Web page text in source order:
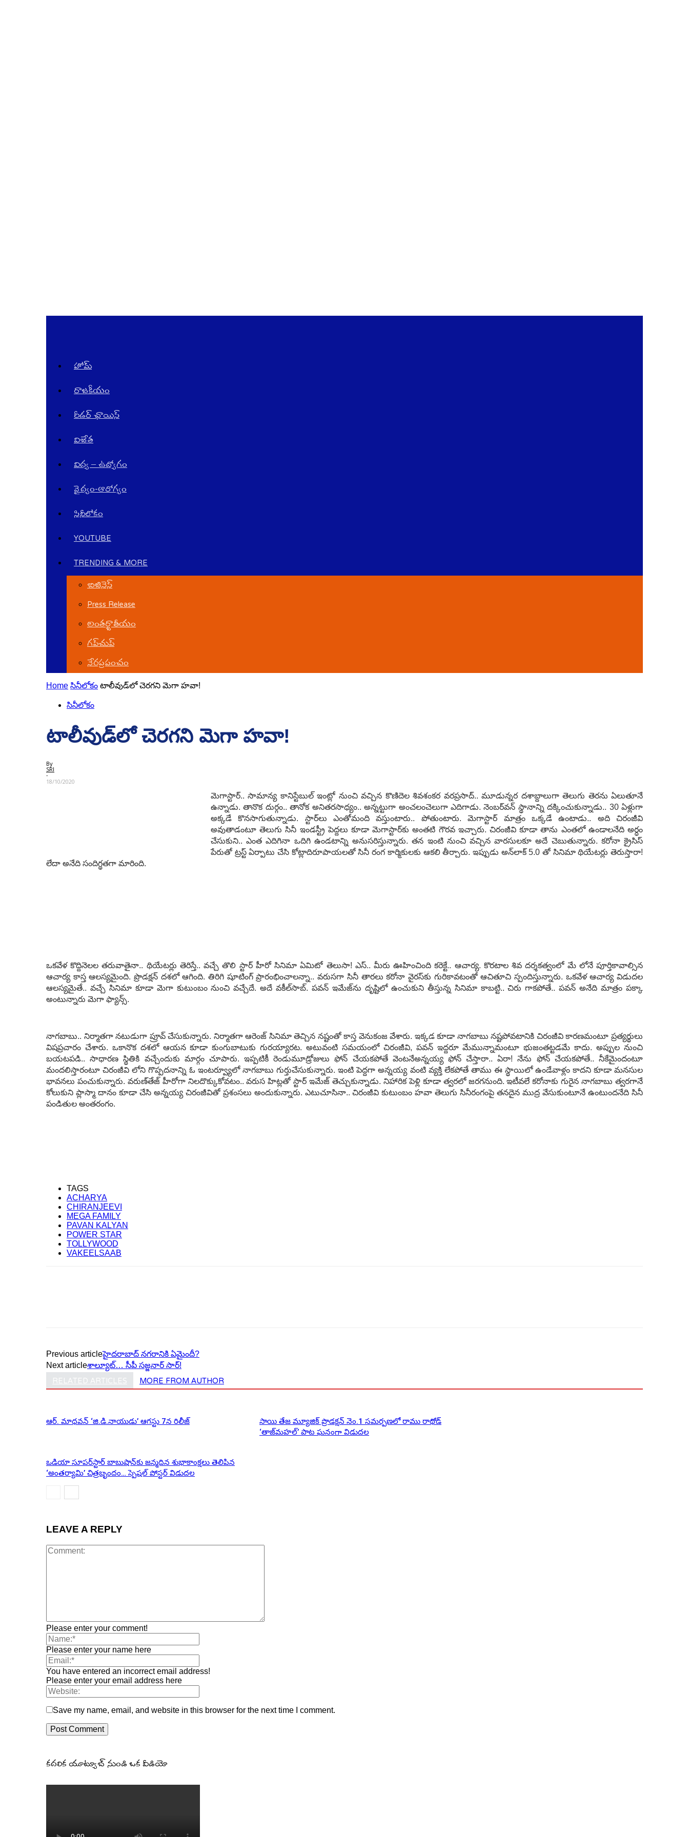
హోమ్
రాజ‌కీయం
రీడర్ ఛాయిస్
విజేత
విద్య – ఉద్యోగం
వైద్యం-ఆరోగ్యం
సినీలోకం
YOUTUBE
TRENDING & MORE
బిజినెస్
Press Release
అంతర్జాతీయం
గ‌ప్‌చుప్
నేర‌ప్ర‌పంచం
Home సినీలోకం టాలీవుడ్‌లో చెర‌గ‌ని మెగా హ‌వా!
సినీలోకం
టాలీవుడ్‌లో చెర‌గ‌ని మెగా హ‌వా!
By
SRI
-
18/10/2020
మెగాస్టార్‌.. సామాన్య కానిస్టేబుల్ ఇంట్లో నుంచి వ‌చ్చిన కొణిదెల శివశంక‌ర వ‌ర‌ప్ర‌సాద్‌.. మూడున్న‌ర ద‌శాబ్దాలుగా తెలుగు తెర‌ను ఏలుతూనే
ఉన్నాడు. తానొక దుర్గం.. తానోక అనిత‌ర‌సాధ్యం.. అన్న‌ట్టుగా అంచ‌లంచెలుగా ఎదిగాడు. నెంబ‌ర్‌వ‌న్ స్థానాన్ని ద‌క్కించుకున్నాడు.. 30 ఏళ్లుగా
అక్క‌డే కొన‌సాగుతున్నాడు. స్టార్‌లు ఎంతోమంది వ‌స్తుంటారు.. పోతుంటారు. మెగాస్టార్ మాత్రం ఒక్క‌డే ఉంటాడు.. అది చిరంజీవి
అవుతాడంటూ తెలుగు సినీ ఇండ‌స్ట్రీ పెద్ద‌లు కూడా మెగాస్టార్‌కు అంత‌టి గౌర‌వ ఇచ్చారు. చిరంజీవి కూడా తాను ఎంత‌లో ఉండాల‌నేది అర్ధం
చేసుకుని.. ఎంత ఎదిగినా ఒదిగి ఉండ‌టాన్ని అనుస‌రిస్తున్నారు. త‌న ఇంటి నుంచి వ‌చ్చిన వార‌సుల‌కూ అదే చెబుతున్నారు. క‌రోనా క్రైసిస్
పేరుతో ట్ర‌స్ట్ ఏర్పాటు చేసి కోట్లాదిరూపాయ‌ల‌తో సినీ రంగ కార్మికుల‌కు ఆక‌లి తీర్చారు. ఇప్పుడు అన్‌లాక్ 5.0 తో సినిమా థియేట‌ర్లు తెరుస్తారా!
లేదా అనేది సందిగ్థ‌త‌గా మారింది.
ఒక‌వేళ కొద్దినెల‌ల త‌రువాతైనా.. థియేట‌ర్లు తెరిస్తే.. వ‌చ్చే తొలి స్టార్ హీరో సినిమా ఏమిటో తెలుసా! ఎస్‌.. మీరు ఊహించింది క‌రెక్టే.. ఆచార్య‌. కొర‌టాల శివ ద‌ర్శ‌క‌త్వంలో మే లోనే పూర్తికావాల్సిన
ఆచార్య కాస్త ఆల‌స్య‌మైంది. ప్రొడ‌క్ష‌న్ దశ‌లో ఆగింది. తిరిగి షూటింగ్ ప్రారంభించాల‌న్నా.. వ‌రుస‌గా సినీ తారలు క‌రోనా వైర‌స్‌కు గురికావ‌టంతో ఆచితూచి స్పందిస్తున్నారు. ఒక‌వేళ ఆచార్య విడుద‌ల
ఆల‌స్య‌మైతే.. వ‌చ్చే సినిమా కూడా మెగా కుటుంబం నుంచి వ‌చ్చేదే. అదే వ‌కీల్‌సాబ్‌. ప‌వ‌న్ ఇమేజ్‌ను దృష్టిలో ఉంచుకుని తీస్తున్న సినిమా కాబ‌ట్టి.. చిరు గాక‌పోతే.. ప‌వ‌న్ అనేది మాత్రం ప‌క్కా
అంటున్నారు మెగా ఫ్యాన్స్‌.
నాగ‌బాబు.. నిర్మాత‌గా న‌టుడుగా ప్రూవ్ చేసుకున్నారు. నిర్మాత‌గా ఆరెంజ్ సినిమా తెచ్చిన న‌ష్టంతో కాస్త వెనుకంజ వేశారు. ఇక్క‌డ కూడా నాగ‌బాబు న‌ష్ట‌పోవ‌టానికి చిరంజీవి కార‌ణ‌మంటూ ప్ర‌త్య‌ర్థులు
విష‌ప్ర‌చారం చేశారు. ఒకానొక ద‌శ‌లో ఆయ‌న కూడా కుంగుబాటుకు గుర‌య్యార‌ట‌. అటువంటి స‌మ‌యంలో చిరంజీవి, ప‌వ‌న్ ఇద్దరూ మేమున్నామంటూ భుజంత‌ట్ట‌డ‌మే కాదు. అప్పుల నుంచి
బ‌య‌ట‌ప‌డి.. సాధార‌ణ స్థితికి వ‌చ్చేందుకు మార్గం చూపారు. ఇప్ప‌టికీ రెండుమూడ్రోజులు ఫోన్ చేయ‌క‌పోతే వెంట‌నేఅన్న‌య్య ఫోన్ చేస్తారా.. ఏరా! నేను ఫోన్ చేయ‌క‌పోతే.. నీకేమైందంటూ
మంద‌లిస్తారంటూ చిరంజీవి లోని గొప్ప‌ద‌నాన్ని ఓ ఇంట‌ర్వ్యూలో నాగ‌బాబు గుర్తుచేసుకున్నారు. ఇంటి పెద్ద‌గా అన్న‌య్య వంటి వ్య‌క్తి లేక‌పోతే తాము ఈ స్థాయిలో ఉండేవాళ్లం కాద‌ని కూడా మ‌న‌సుల
భావ‌న‌లు పంచుకున్నారు. వ‌రుణ్‌తేజ్ హీరోగా నిల‌దొక్కుకోవ‌టం.. వ‌రుస హిట్ల‌తో స్టార్ ఇమేజ్ తెచ్చుకున్నాడు. నిహారిక పెళ్లి కూడా త్వ‌ర‌లో జ‌ర‌గ‌నుంది. ఇటీవ‌లే క‌రోనాకు గురైన నాగ‌బాబు త్వ‌ర‌గానే
కోలుకుని ప్లాస్మా దానం కూడా చేసి అన్న‌య్య చిరంజీవితో ప్ర‌శంస‌లు అందుకున్నారు. ఎటుచూసినా.. చిరంజీవి కుటుంబం హ‌వా తెలుగు సినీరంగంపై త‌న‌దైన ముద్ర వేసుకుంటూనే ఉంటుంద‌నేది సినీ
పండితుల అంత‌రంగం.
TAGS
ACHARYA
CHIRANJEEVI
MEGA FAMILY
PAVAN KALYAN
POWER STAR
TOLLYWOOD
VAKEELSAAB
Previous articleహైద‌రాబాద్ న‌గ‌రానికి ఏమైందీ?
Next articleశాల్యూట్‌… సీపీ స‌జ్జ‌నార్ సార్‌!
RELATED ARTICLES MORE FROM AUTHOR
ఆర్‌. మాధవన్‌ ‘జి.డి.నాయుడు’ ఆగస్టు 7న రిలీజ్
సాయి తేజ మ్యూజిక్ ప్రొడక్షన్ నెం.1 సమర్పణలో రాము రాథోడ్
‘తాజ్‌మహల్’ పాట ఘనంగా విడుదల
ఒడియా సూపర్‌స్టార్ బాబుషాన్‌కు జన్మదిన శుభాకాంక్షలు తెలిపిన
‘అంతర్యామి’ చిత్రబృందం… స్పెషల్ పోస్టర్ విడుదల
LEAVE A REPLY
Please enter your comment!
Please enter your name here
You have entered an incorrect email address!
Please enter your email address here
Save my name, email, and website in this browser for the next time I comment.
కదలిక యూట్యూబ్ నుండి ఒక వీడియో